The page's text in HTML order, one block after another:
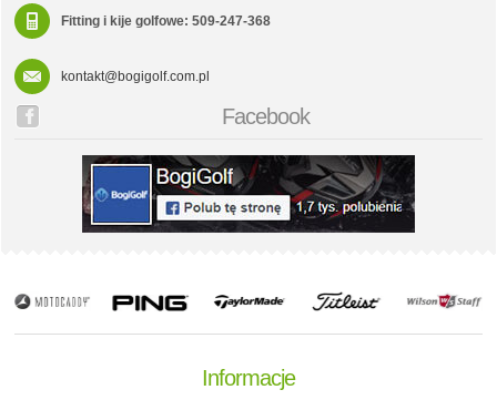
Fitting i kije golfowe: 509-247-368
kontakt@bogigolf.com.pl
Facebook
Informacje